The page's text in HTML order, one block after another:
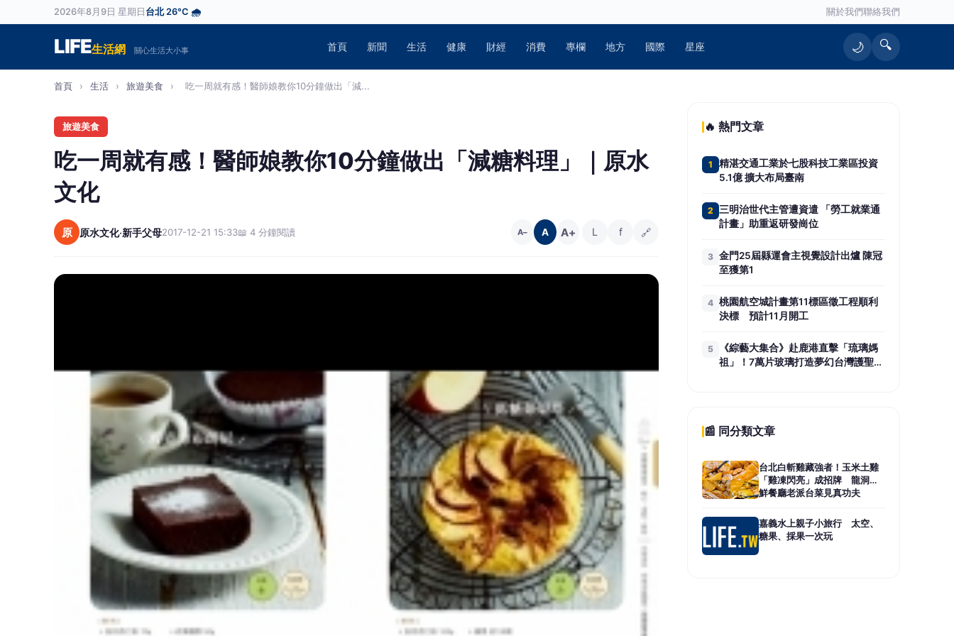
2026年8月9日 星期日 台北 26°C 🌧️ 關於我們聯絡我們
LIFE生活網 關心生活大小事 首頁 新聞 生活 健康 財經 消費 專欄 地方 國際 星座 🌙 🔍
首頁 › 生活 › 旅遊美食 › 吃一周就有感！醫師娘教你10分鐘做出「減...
旅遊美食
吃一周就有感！醫師娘教你10分鐘做出「減糖料理」｜原水
文化
原 原水文化‧新手父母2017-12-21 15:33📖 4 分鐘閱讀 A− A A+ L f 🔗
🔥 熱門文章
1
精湛交通工業於七股科技工業區投資
5.1億 擴大布局臺南
2
三明治世代主管遭資遣 「勞工就業通
計畫」助重返研發崗位
3 金門25屆縣運會主視覺設計出爐 陳冠
至獲第1
4 桃園航空城計畫第11標區徵工程順利
決標 預計11月開工
5
《綜藝大集合》赴鹿港直擊「琉璃媽
祖」！7萬片玻璃打造夢幻台灣護聖
📰 同分類文章
台北白斬雞藏強者！玉米土雞
「雞凍閃亮」成招牌 龍洞海
鮮餐廳老派台菜見真功夫
嘉義水上親子小旅行 太空、
糖果、採果一次玩